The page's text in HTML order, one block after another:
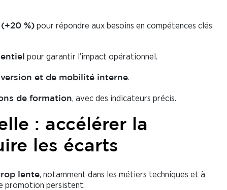
%) pour répondre aux besoins en compétences clés
pour garantir l’impact opérationnel.
et de mobilité interne.
de formation, avec des indicateurs précis.
: accélérer la
les écarts
lente, notamment dans les métiers techniques et à
promotion persistent.